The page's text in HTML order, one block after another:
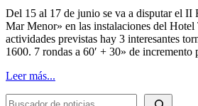
Junio
2018
Del 15 al 17 de junio se va a disputar el II
Mar Menor» en las instalaciones del Hotel
actividades previstas hay 3 interesantes
1600. 7 rondas a 60′ + 30» de
Leer más...
BUSCADOR DE NOTICIAS